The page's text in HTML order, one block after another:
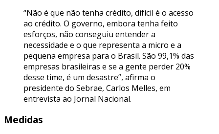
“Não é que não tenha crédito, difícil é o acesso
ao crédito. O governo, embora tenha feito
esforços, não conseguiu entender a
necessidade e o que representa a micro e a
pequena empresa para o Brasil. São 99,1% das
empresas brasileiras e se a gente perder 20%
desse time, é um desastre”, afirma o
presidente do Sebrae, Carlos Melles, em
entrevista ao Jornal Nacional.
Medidas